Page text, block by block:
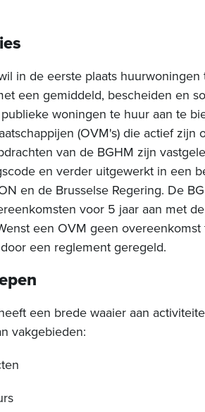
in de eerste plaats
een gemiddeld, bescheiden en
woningen te huur aan te
(OVM's) die actief
van de BGHM zijn
en verder uitgewerkt in een
en de Brusselse Regering. De
voor 5 jaar aan met
een OVM geen
een reglement geregeld.
een brede waaier aan
vakgebieden: